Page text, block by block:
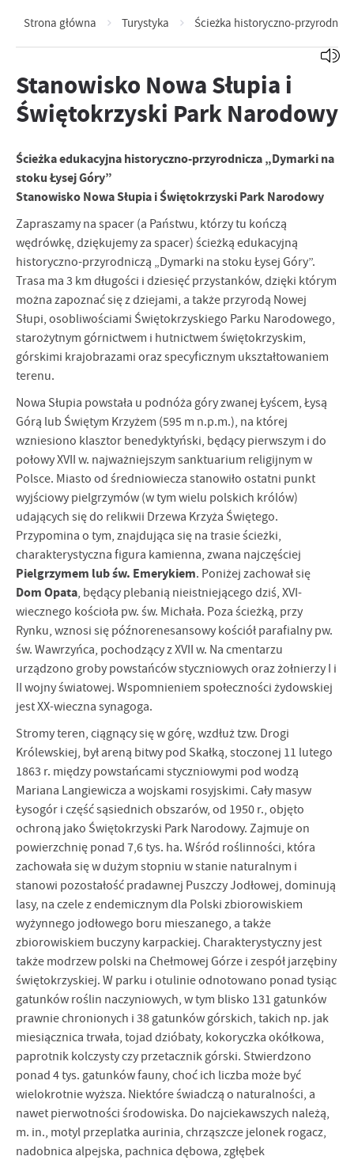
Strona główna Turystyka Ścieżka historyczno-
Stanowisko Nowa Słupia i
Świętokrzyski Park Narodowy
Ścieżka edukacyjna historyczno-przyrodnicza „Dymarki na
stoku Łysej Góry”
Stanowisko Nowa Słupia i Świętokrzyski Park Narodowy
Zapraszamy na spacer (a Państwu, którzy tu kończą
wędrówkę, dziękujemy za spacer) ścieżką edukacyjną
historyczno-przyrodniczą „Dymarki na stoku Łysej Góry”.
Trasa ma 3 km długości i dziesięć przystanków, dzięki którym
można zapoznać się z dziejami, a także przyrodą Nowej
Słupi, osobliwościami Świętokrzyskiego Parku Narodowego,
starożytnym górnictwem i hutnictwem świętokrzyskim,
górskimi krajobrazami oraz specyficznym ukształtowaniem
terenu.
Nowa Słupia powstała u podnóża góry zwanej Łyścem, Łysą
Górą lub Świętym Krzyżem (595 m n.p.m.), na której
wzniesiono klasztor benedyktyński, będący pierwszym i do
połowy XVII w. najważniejszym sanktuarium religijnym w
Polsce. Miasto od średniowiecza stanowiło ostatni punkt
wyjściowy pielgrzymów (w tym wielu polskich królów)
udających się do relikwii Drzewa Krzyża Świętego.
Przypomina o tym, znajdująca się na trasie ścieżki,
charakterystyczna figura kamienna, zwana najczęściej
Pielgrzymem lub św. Emerykiem. Poniżej zachował się
Dom Opata, będący plebanią nieistniejącego dziś, XVI-
wiecznego kościoła pw. św. Michała. Poza ścieżką, przy
Rynku, wznosi się późnorenesansowy kościół parafialny pw.
św. Wawrzyńca, pochodzący z XVII w. Na cmentarzu
urządzono groby powstańców styczniowych oraz żołnierzy I i
II wojny światowej. Wspomnieniem społeczności żydowskiej
jest XX-wieczna synagoga.
Stromy teren, ciągnący się w górę, wzdłuż tzw. Drogi
Królewskiej, był areną bitwy pod Skałką, stoczonej 11 lutego
1863 r. między powstańcami styczniowymi pod wodzą
Mariana Langiewicza a wojskami rosyjskimi. Cały masyw
Łysogór i część sąsiednich obszarów, od 1950 r., objęto
ochroną jako Świętokrzyski Park Narodowy. Zajmuje on
powierzchnię ponad 7,6 tys. ha. Wśród roślinności, która
zachowała się w dużym stopniu w stanie naturalnym i
stanowi pozostałość pradawnej Puszczy Jodłowej, dominują
lasy, na czele z endemicznym dla Polski zbiorowiskiem
wyżynnego jodłowego boru mieszanego, a także
zbiorowiskiem buczyny karpackiej. Charakterystyczny jest
także modrzew polski na Chełmowej Górze i zespół jarzębiny
świętokrzyskiej. W parku i otulinie odnotowano ponad tysiąc
gatunków roślin naczyniowych, w tym blisko 131 gatunków
prawnie chronionych i 38 gatunków górskich, takich np. jak
miesiącznica trwała, tojad dzióbaty, kokoryczka okółkowa,
paprotnik kolczysty czy przetacznik górski. Stwierdzono
ponad 4 tys. gatunków fauny, choć ich liczba może być
wielokrotnie wyższa. Niektóre świadczą o naturalności, a
nawet pierwotności środowiska. Do najciekawszych należą,
m. in., motyl przeplatka aurinia, chrząszcze jelonek rogacz,
nadobnica alpejska, pachnica dębowa, zgłębek